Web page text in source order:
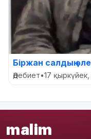
Біржан салдың
Әдебиет•17
malim